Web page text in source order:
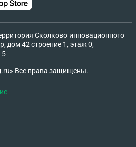
Сколково инновационного
дом 42 строение 1, этаж 0,
5
Все права защищены.